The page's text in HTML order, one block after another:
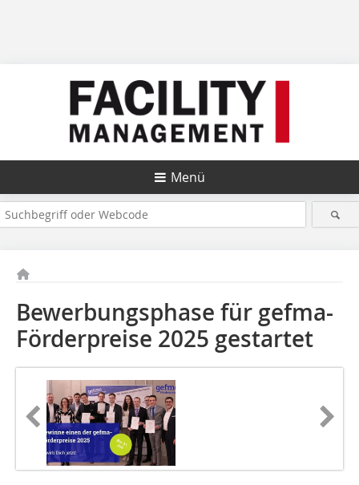
Menü
Bewerbungsphase für gefma-
Förderpreise 2025 gestartet